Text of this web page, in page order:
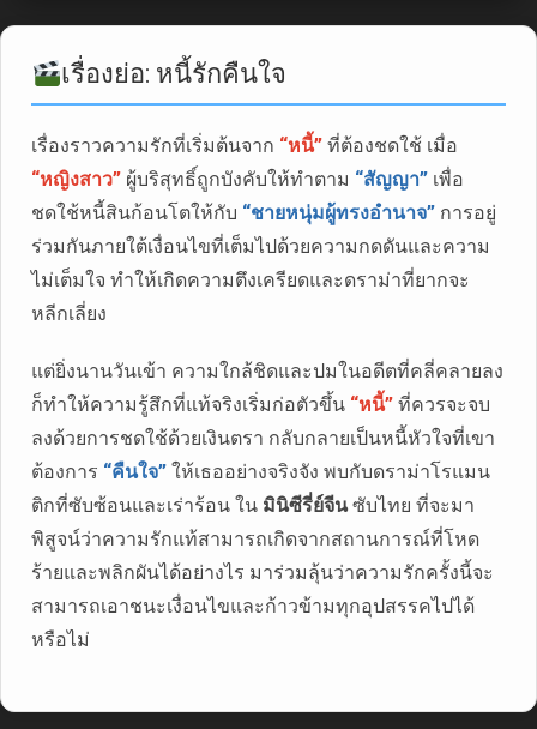
เรื่องย่อ: หนี้รักคืนใจ
เรื่องราวความรักที่เริ่มต้นจาก “หนี้” ที่ต้องชดใช้ เมื่อ
“หญิงสาว” ผู้บริสุทธิ์ถูกบังคับให้ทำตาม “สัญญา” เพื่อ
ชดใช้หนี้สินก้อนโตให้กับ “ชายหนุ่มผู้ทรงอำนาจ” การอยู่
ร่วมกันภายใต้เงื่อนไขที่เต็มไปด้วยความกดดันและความ
ไม่เต็มใจ ทำให้เกิดความตึงเครียดและดราม่าที่ยากจะ
หลีกเลี่ยง
แต่ยิ่งนานวันเข้า ความใกล้ชิดและปมในอดีตที่คลี่คลายลง
ก็ทำให้ความรู้สึกที่แท้จริงเริ่มก่อตัวขึ้น “หนี้” ที่ควรจะจบ
ลงด้วยการชดใช้ด้วยเงินตรา กลับกลายเป็นหนี้หัวใจที่เขา
ต้องการ “คืนใจ” ให้เธออย่างจริงจัง พบกับดราม่าโรแมน
ติกที่ซับซ้อนและเร่าร้อน ใน มินิซีรี่ย์จีนซับไทย ที่จะมา
พิสูจน์ว่าความรักแท้สามารถเกิดจากสถานการณ์ที่โหด
ร้ายและพลิกผันได้อย่างไร มาร่วมลุ้นว่าความรักครั้งนี้จะ
สามารถเอาชนะเงื่อนไขและก้าวข้ามทุกอุปสรรคไปได้
หรือไม่